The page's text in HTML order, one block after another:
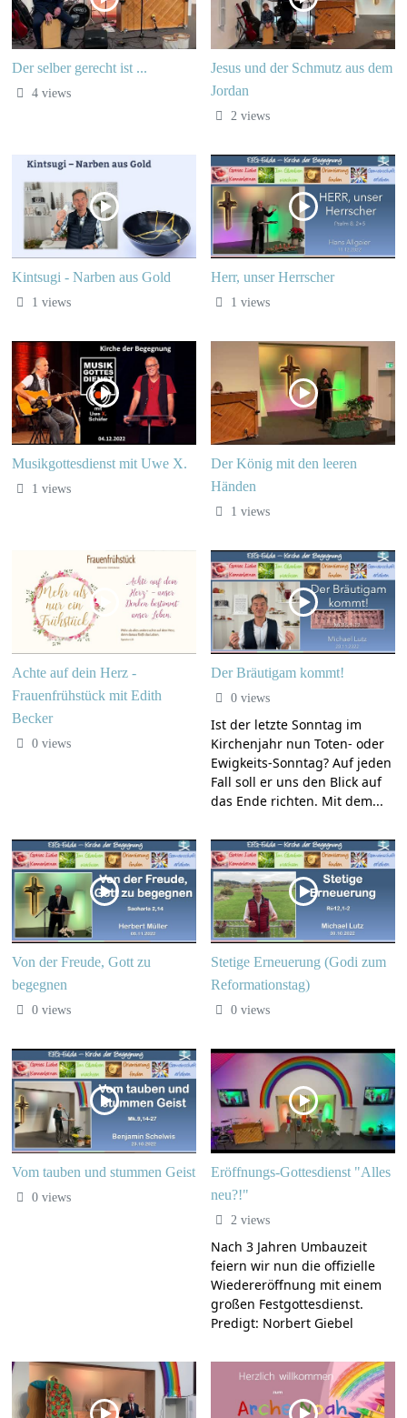
Der selber gerecht ist ...
4 views
Jesus und der Schmutz aus dem
Jordan
2 views
Kintsugi - Narben aus Gold
1 views
Herr, unser Herrscher
1 views
Musikgottesdienst mit Uwe X.
1 views
Der König mit den leeren
Händen
1 views
Achte auf dein Herz -
Frauenfrühstück mit Edith
Becker
0 views
Der Bräutigam kommt!
0 views
Ist der letzte Sonntag im
Kirchenjahr nun Toten- oder
Ewigkeits-Sonntag? Auf jeden
Fall soll er uns den Blick auf
das Ende richten. Mit dem...
Von der Freude, Gott zu
begegnen
0 views
Stetige Erneuerung (Godi zum
Reformationstag)
0 views
Vom tauben und stummen Geist
0 views
Eröffnungs-Gottesdienst "Alles
neu?!"
2 views
Nach 3 Jahren Umbauzeit
feiern wir nun die offizielle
Wiedereröffnung mit einem
großen Festgottesdienst.
Predigt: Norbert Giebel